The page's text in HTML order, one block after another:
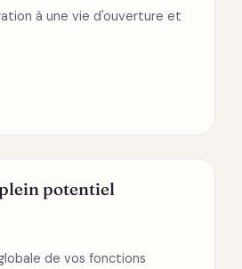
à une vie d'ouverture et
potentiel
de vos fonctions